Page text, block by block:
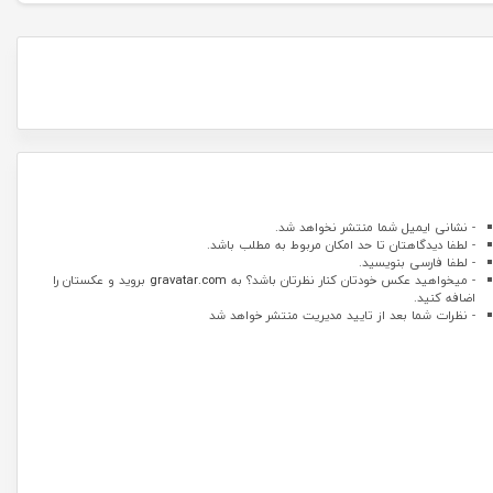
- نشانی ایمیل شما منتشر نخواهد شد.
- لطفا دیدگاهتان تا حد امکان مربوط به مطلب باشد.
- لطفا فارسی بنویسید.
- میخواهید عکس خودتان کنار نظرتان باشد؟ به gravatar.com بروید و عکستان را
اضافه کنید.
- نظرات شما بعد از تایید مدیریت منتشر خواهد شد